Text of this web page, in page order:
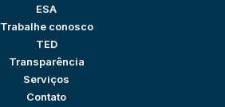
ESA
Trabalhe conosco
TED
Transparência
Serviços
Contato